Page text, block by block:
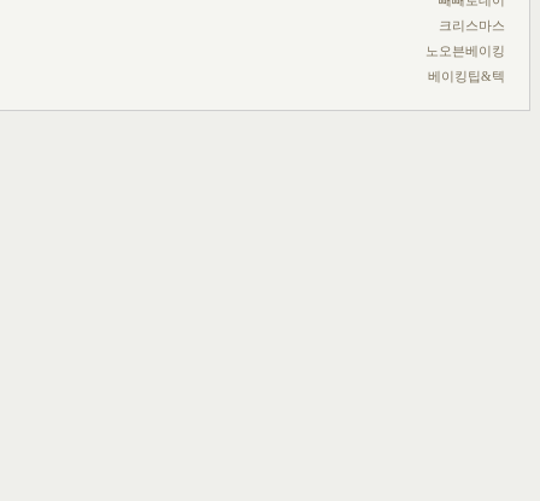
크리스마스
노오븐베이킹
베이킹팁&텍